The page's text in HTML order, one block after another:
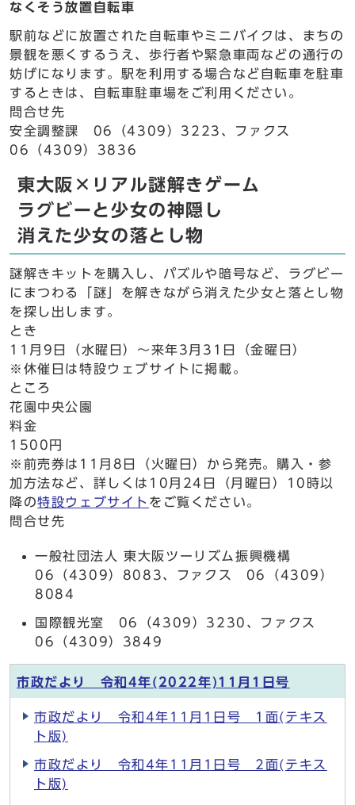
なくそう放置自転車
駅前などに放置された自転車やミニバイクは、まちの
景観を悪くするうえ、歩行者や緊急車両などの通行の
妨げになります。駅を利用する場合など自転車を駐車
するときは、自転車駐車場をご利用ください。
問合せ先
安全調整課 06（4309）3223、ファクス
06（4309）3836
東大阪×リアル謎解きゲーム
ラグビーと少女の神隠し
消えた少女の落とし物
謎解きキットを購入し、パズルや暗号など、ラグビー
にまつわる「謎」を解きながら消えた少女と落とし物
を探し出します。
とき
11月9日（水曜日）～来年3月31日（金曜日）
※休催日は特設ウェブサイトに掲載。
ところ
花園中央公園
料金
1500円
※前売券は11月8日（火曜日）から発売。購入・参
加方法など、詳しくは10月24日（月曜日）10時以
降の特設ウェブサイト をご覧ください。
問合せ先
一般社団法人 東大阪ツーリズム振興機構
06（4309）8083、ファクス 06（4309）
8084
国際観光室 06（4309）3230、ファクス
06（4309）3849
市政だより 令和4年(2022年)11月1日号
市政だより 令和4年11月1日号 1面(テキス
ト版)
市政だより 令和4年11月1日号 2面(テキス
ト版)